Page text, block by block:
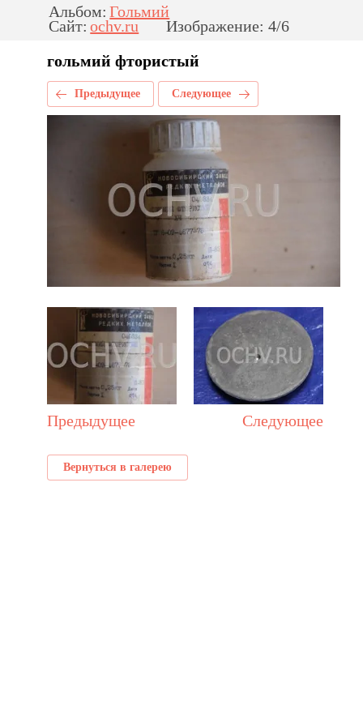
Альбом: Гольмий
Сайт: ochv.ru
Изображение: 4/6
гольмий фтористый
Предыдущее Следующее
Предыдущее Следующее
Вернуться в галерею